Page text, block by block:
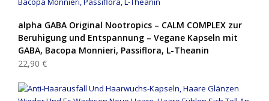
alpha GABA Original Nootropics – CALM COMPLEX zur
Beruhigung und Entspannung – Vegane Kapseln mit
GABA, Bacopa Monnieri, Passiflora, L-Theanin
22,90 €